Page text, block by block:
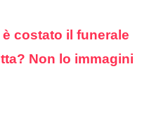
costato il funerale
Non lo immagini